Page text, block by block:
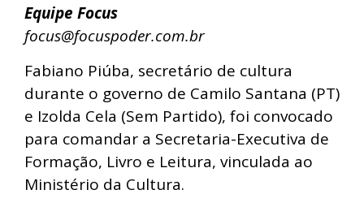
Equipe Focus
focus@focuspoder.com.br
Fabiano Piúba, secretário de cultura
durante o governo de Camilo Santana (PT)
e Izolda Cela (Sem Partido), foi convocado
para comandar a Secretaria-Executiva de
Formação, Livro e Leitura, vinculada ao
Ministério da Cultura.